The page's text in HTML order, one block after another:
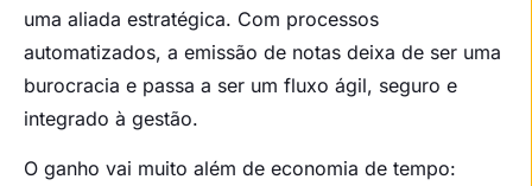
uma aliada estratégica. Com processos
automatizados, a emissão de notas deixa de ser uma
burocracia e passa a ser um fluxo ágil, seguro e
integrado à gestão.
O ganho vai muito além de economia de tempo: